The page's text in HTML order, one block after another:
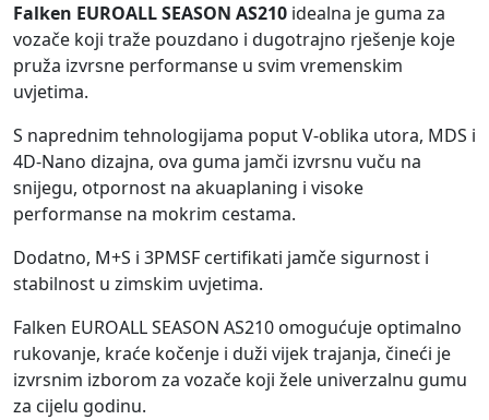
Falken EUROALL SEASON AS210 idealna je guma za
vozače koji traže pouzdano i dugotrajno rješenje koje
pruža izvrsne performanse u svim vremenskim
uvjetima.
S naprednim tehnologijama poput V-oblika utora, MDS i
4D-Nano dizajna, ova guma jamči izvrsnu vuču na
snijegu, otpornost na akuaplaning i visoke
performanse na mokrim cestama.
Dodatno, M+S i 3PMSF certifikati jamče sigurnost i
stabilnost u zimskim uvjetima.
Falken EUROALL SEASON AS210 omogućuje optimalno
rukovanje, kraće kočenje i duži vijek trajanja, čineći je
izvrsnim izborom za vozače koji žele univerzalnu gumu
za cijelu godinu.